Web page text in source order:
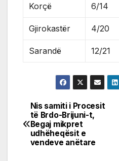
Korçë 6/14
Gjirokastër 4/20
Sarandë 12/21
Post
navigation
Nis samiti i Procesit
të Brdo-Brijuni-t,
Begaj mikpret
udhëheqësit e
vendeve anëtare